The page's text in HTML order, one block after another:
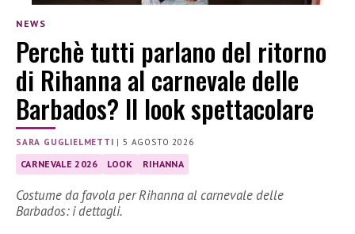
NEWS
Perchè tutti parlano del ritorno
di Rihanna al carnevale delle
Barbados? Il look spettacolare
SARA GUGLIELMETTI | 5 AGOSTO 2026
CARNEVALE 2026 LOOK RIHANNA
Costume da favola per Rihanna al carnevale delle
Barbados: i dettagli.